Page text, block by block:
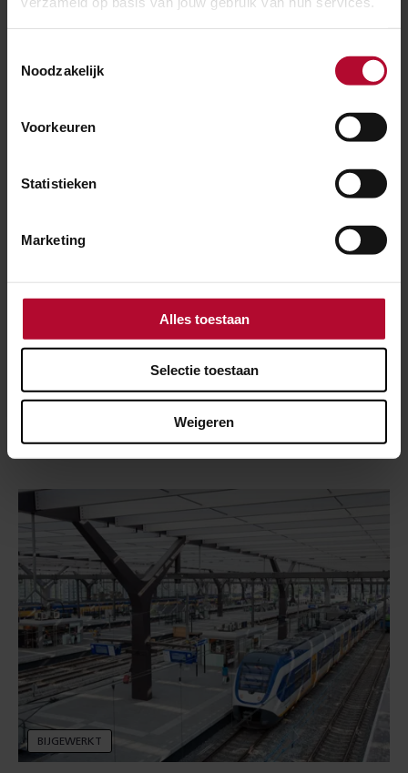
Noodzakelijk
Voorkeuren
Statistieken
Marketing
Alles toestaan
Selectie toestaan
Weigeren
Spoor bij Vught hersteld, zaterdagochtend
weer treinen
BIJGEWERKT